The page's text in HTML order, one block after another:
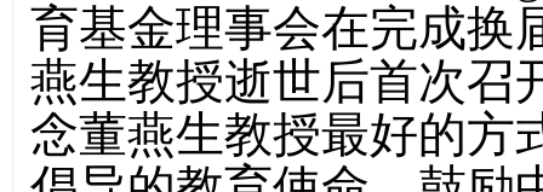
育基金理事会在完成换
燕生教授逝世后首次召
念董燕生教授最好的方